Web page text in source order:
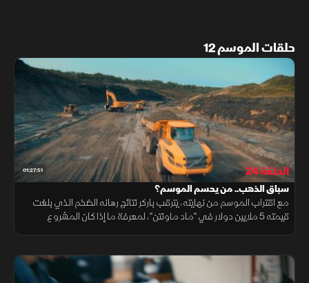
حلقات الموسم 12
01:27:51 الحلقة 24
سباق الذهب.. من يحسم الموسم؟
مع اقتراب الموسم من نهايته، يترقب باركر نتائج رهانه الضخم الذي بلغت
قيمته 5 ملايين دولار في "ماد ماونتن"، لمعرفة ما إذا كان المشروع